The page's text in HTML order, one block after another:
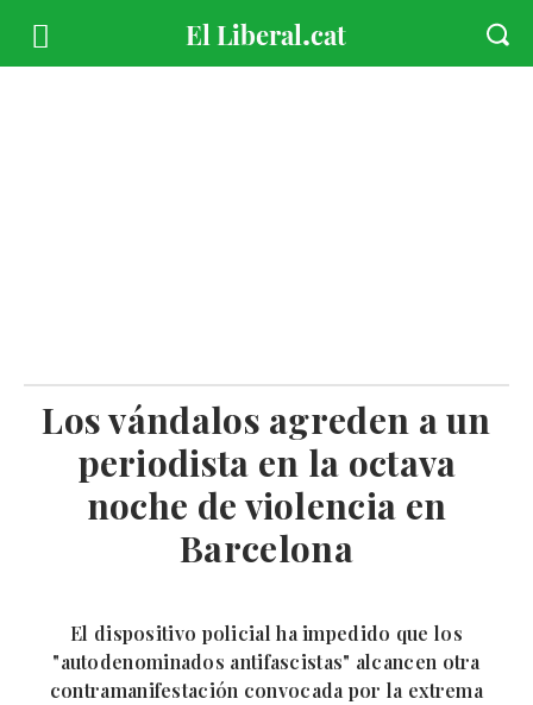
Los vándalos agreden a un
periodista en la octava
noche de violencia en
Barcelona
El dispositivo policial ha impedido que los
"autodenominados antifascistas" alcancen otra
contramanifestación convocada por la extrema